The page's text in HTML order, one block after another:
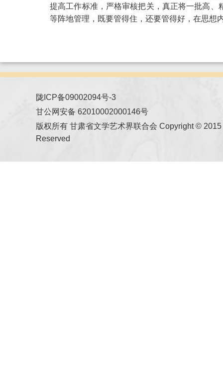
提高工作标准，严格审核把关，真正将一批高
等阵地管理，既要管得住，还要管得好，在思想
陇ICP备09002094号-3
甘公网安备 62010002000146号
版权所有 甘肃省文学艺术界联合会 Copyright ©
Reserved